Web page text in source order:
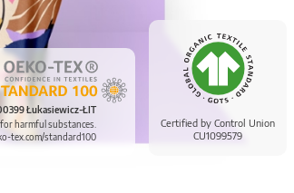
Certified by Control Union
CU1099579
Łukasiewicz-ŁIT
harmful substances.
tex.com/standard100